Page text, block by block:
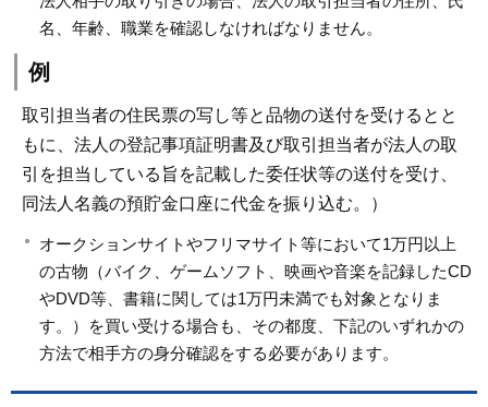
名、年齢、職業を確認しなければなりません。
例
取引担当者の住民票の写し等と品物の送付を受けるとと
もに、法人の登記事項証明書及び取引担当者が法人の取
引を担当している旨を記載した委任状等の送付を受け、
同法人名義の預貯金口座に代金を振り込む。）
オークションサイトやフリマサイト等において1万円以上
の古物（バイク、ゲームソフト、映画や音楽を記録したCD
やDVD等、書籍に関しては1万円未満でも対象となりま
す。）を買い受ける場合も、その都度、下記のいずれかの
方法で相手方の身分確認をする必要があります。